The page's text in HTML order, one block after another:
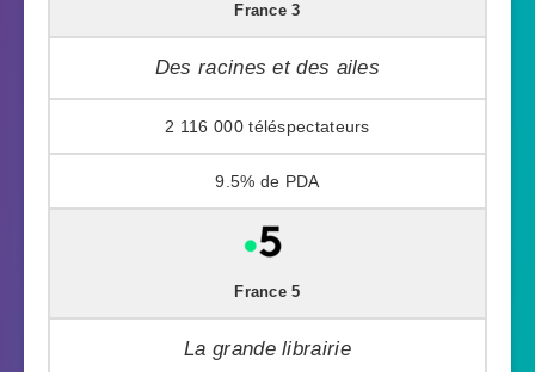
France 3
Des racines et des ailes
2 116 000
9.5%
France 5
La grande librairie